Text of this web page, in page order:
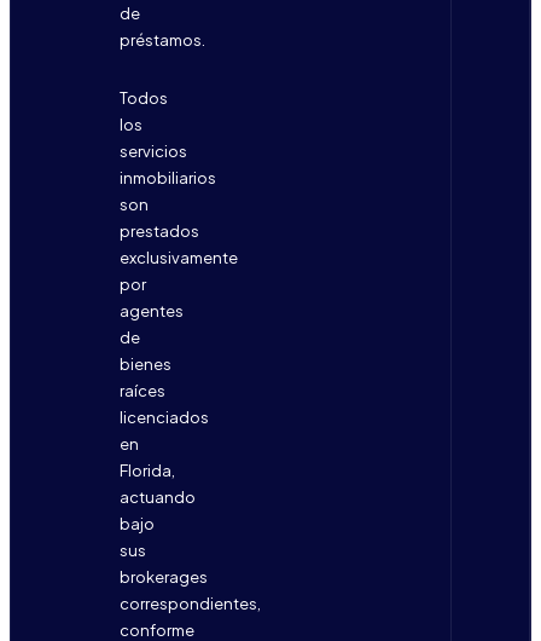
de
préstamos.
Todos
los
servicios
inmobiliarios
son
prestados
exclusivamente
por
agentes
de
bienes
raíces
licenciados
en
Florida,
actuando
bajo
sus
brokerages
correspondientes,
conforme